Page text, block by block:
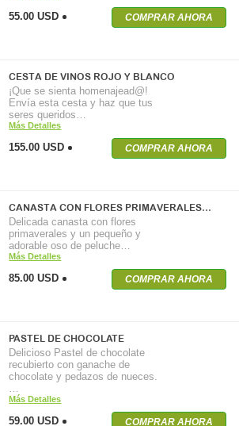
55.00 USD COMPRAR AHORA
CESTA DE VINOS ROJO Y BLANCO
¡Que se sienta homenajead@!
Envía esta cesta y haz que tus
seres queridos…
Más Detalles
155.00 USD COMPRAR AHORA
CANASTA CON FLORES PRIMAVERALES…
Delicada canasta con flores
primaverales y un pequeño y
adorable oso de peluche…
Más Detalles
85.00 USD COMPRAR AHORA
PASTEL DE CHOCOLATE
Delicioso Pastel de chocolate
recubierto con ganache de
chocolate y pedazos de nueces.
Más Detalles
59.00 USD COMPRAR AHORA